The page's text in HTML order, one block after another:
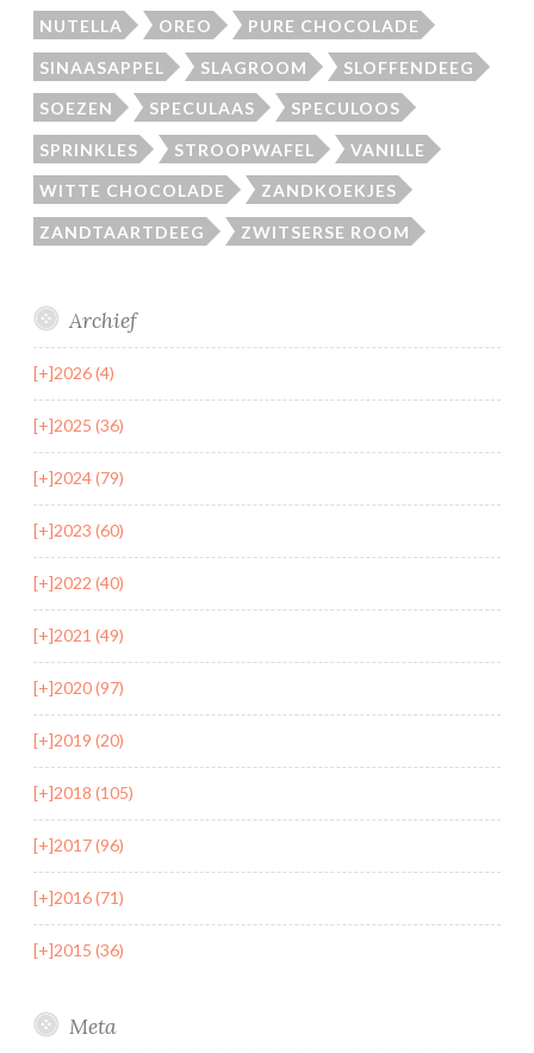
NUTELLA OREO PURE CHOCOLADE
SINAASAPPEL SLAGROOM SLOFFENDEEG
SOEZEN SPECULAAS SPECULOOS
SPRINKLES STROOPWAFEL VANILLE
WITTE CHOCOLADE ZANDKOEKJES
ZANDTAARTDEEG ZWITSERSE ROOM
Archief
[+]2026 (4)
[+]2025 (36)
[+]2024 (79)
[+]2023 (60)
[+]2022 (40)
[+]2021 (49)
[+]2020 (97)
[+]2019 (20)
[+]2018 (105)
[+]2017 (96)
[+]2016 (71)
[+]2015 (36)
Meta